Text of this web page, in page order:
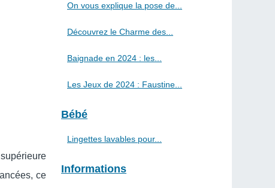
ce
On vous explique la pose de...
Découvrez le Charme des...
Baignade en 2024 : les...
Les Jeux de 2024 : Faustine...
Bébé
Lingettes lavables pour...
Informations